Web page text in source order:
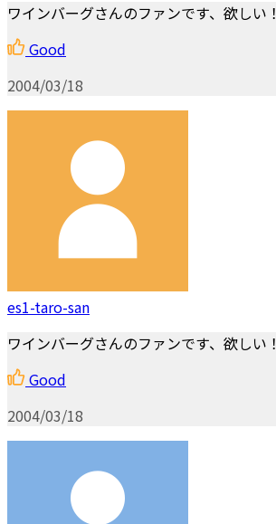
ワインバーグさんのファンです、欲しい！
Good
2004/03/18
es1-taro-san
ワインバーグさんのファンです、欲しい！
Good
2004/03/18